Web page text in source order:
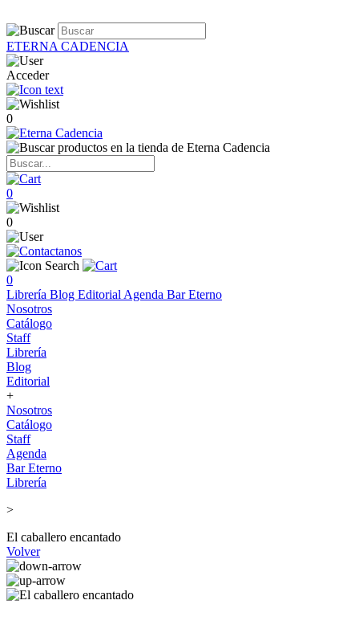
ETERNA CADENCIA
Acceder
0
0
0
0
Librería Blog Editorial Agenda Bar Eterno
Nosotros
Catálogo
Staff
Librería
Blog
Editorial
+
Nosotros
Catálogo
Staff
Agenda
Bar Eterno
Librería
>
El caballero encantado
Volver